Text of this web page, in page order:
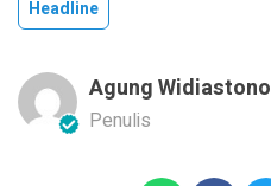
Headline
Agung Widiastono
Penulis